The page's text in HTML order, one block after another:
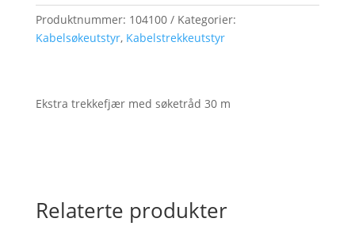
Route
Location
Produktnummer: 104100
Kategorier:
Kabelsøkeutstyr, Kabelstrekkeutstyr
Ekstra trekkefjær med søketråd 30 m
Relaterte produkter